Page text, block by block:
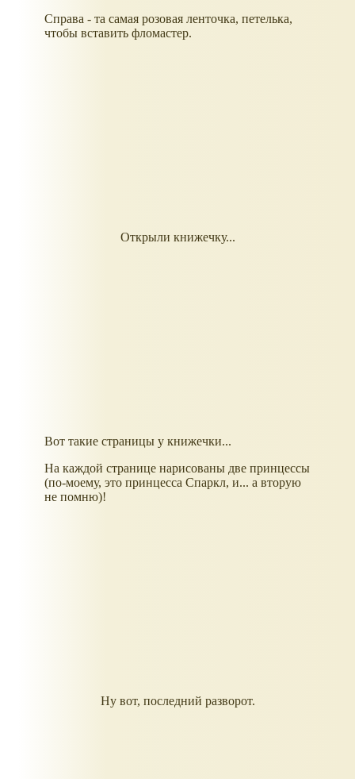
Справа - та самая розовая ленточка, петелька,
чтобы вставить фломастер.
Открыли книжечку...
Вот такие страницы у книжечки...
На каждой странице нарисованы две принцессы
(по-моему, это принцесса Спаркл, и... а вторую
не помню)!
Ну вот, последний разворот.